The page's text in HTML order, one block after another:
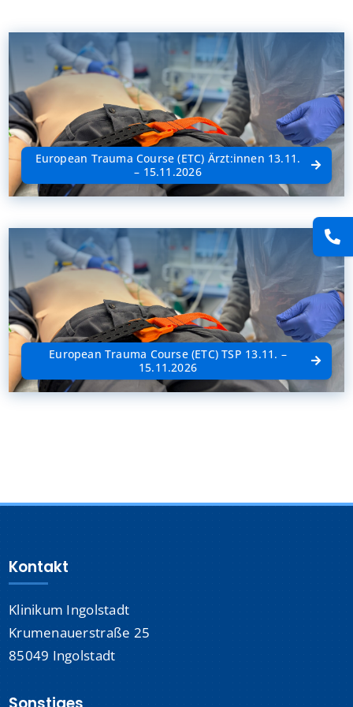
Kontakt
Karriere
Suche
nach:
European Trauma Course (ETC) Ärzt:innen 13.11.
– 15.11.2026
European Trauma Course (ETC) TSP 13.11. –
15.11.2026
Kontakt
Klinikum Ingolstadt
Krumenauerstraße 25
85049 Ingolstadt